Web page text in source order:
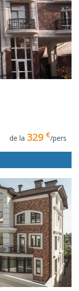
de la 329 €/pers